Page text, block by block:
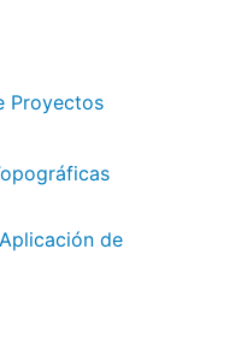
Proyectos
de